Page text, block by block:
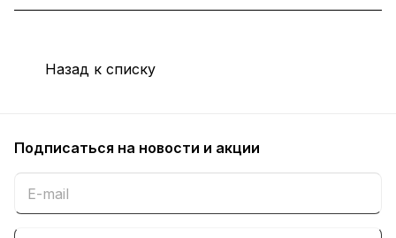
Назад к списку
Подписаться на новости и акции